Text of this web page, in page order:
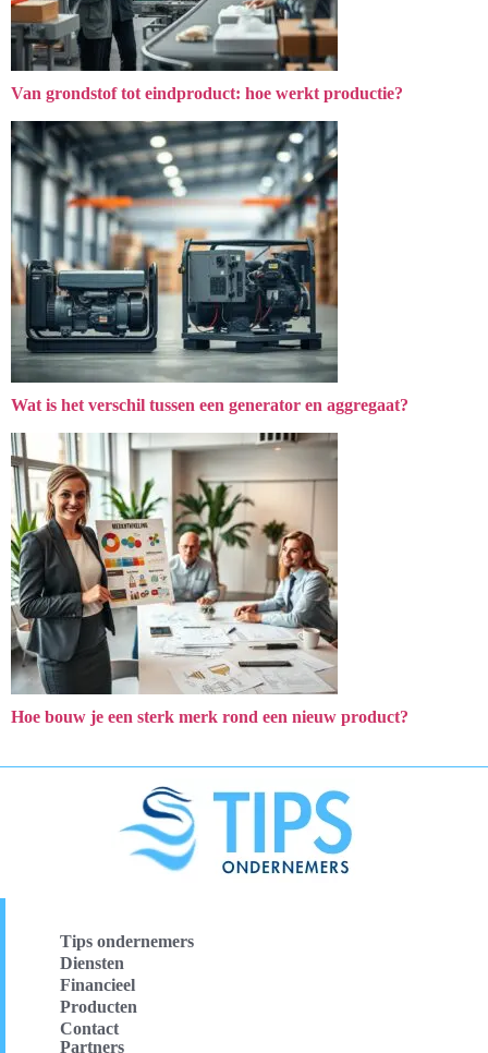
Van grondstof tot eindproduct: hoe werkt productie?
Wat is het verschil tussen een generator en aggregaat?
Hoe bouw je een sterk merk rond een nieuw product?
Tips ondernemers
Diensten
Financieel
Producten
Contact
Partners